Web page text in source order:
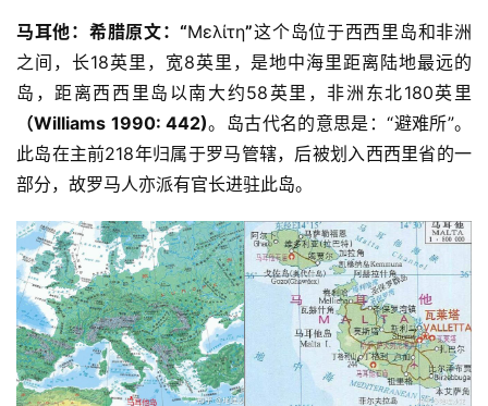
马耳他：希腊原文：“Μελίτη”这个岛位于西西里岛和非洲
之间，长18英里，宽8英里，是地中海里距离陆地最远的
岛，距离西西里岛以南大约58英里，非洲东北180英里
（Williams 1990: 442)。岛古代名的意思是：“避难所”。
此岛在主前218年归属于罗马管辖，后被划入西西里省的一
部分，故罗马人亦派有官长进驻此岛。